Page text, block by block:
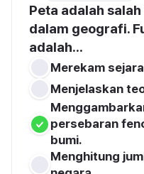
Peta adalah
dalam geografi.
adalah...
Merekam
Menjelaskan
persebaran
bumi.
Menghitung